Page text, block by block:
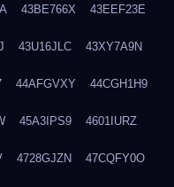
43BE766X 43EEF23E
43U16JLC 43XY7A9N
44AFGVXY 44CGH1H9
45A3IPS9 4601IURZ
4728GJZN 47CQFY0O